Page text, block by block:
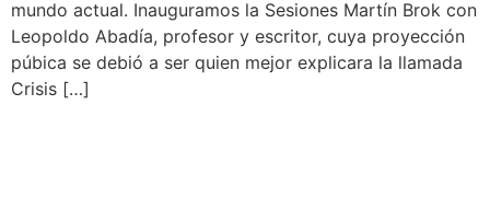
mundo actual. Inauguramos la Sesiones Martín Brok con
Leopoldo Abadía, profesor y escritor, cuya proyección
púbica se debió a ser quien mejor explicara la llamada
Crisis […]